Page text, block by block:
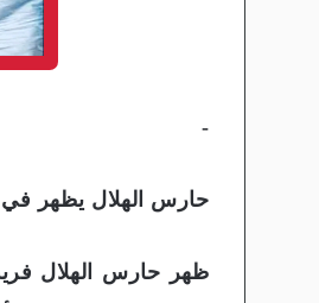
-
حارس الهلال يظهر في
ظهر حارس الهلال